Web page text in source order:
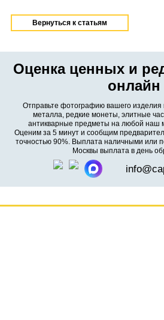
Вернуться к статьям
Оценка ценных и
онлайн
Отправьте фотографию вашего изделия
металла, редкие монеты, элитные
антикварные предметы на любой наш
Оценим за 5 минут и сообщим
точностью 90%. Выплата наличными или
Москвы выплата в день